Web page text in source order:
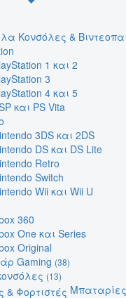
Κονσόλες &
1 και 2
3
4 και 5
και PS Vita
3DS και 2DS
DS και DS Lite
Retro
Switch
Wii και Wii U
360
One και Series
Original
Gaming (38)
(13)